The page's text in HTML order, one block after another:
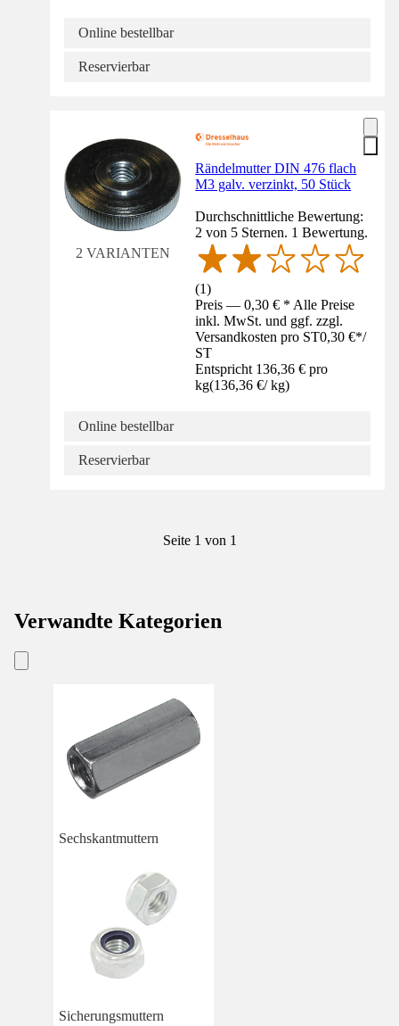
Online bestellbar
Reservierbar
2 VARIANTEN
Rändelmutter DIN 476 flach
M3 galv. verzinkt, 50 Stück
Durchschnittliche Bewertung:
2 von 5 Sternen. 1 Bewertung.
(1)
Preis — 0,30 € * Alle Preise
inkl. MwSt. und ggf. zzgl.
Versandkosten pro ST0,30 €*/
ST
Entspricht 136,36 € pro
kg(136,36 €/ kg)
Online bestellbar
Reservierbar
Seite 1 von 1
Verwandte Kategorien
Sechskantmuttern
Sicherungsmuttern